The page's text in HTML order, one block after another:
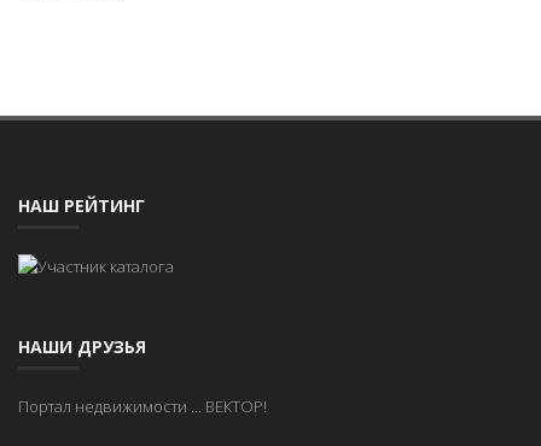
НАШ РЕЙТИНГ
НАШИ ДРУЗЬЯ
Портал недвижимости ... ВЕКТОР!